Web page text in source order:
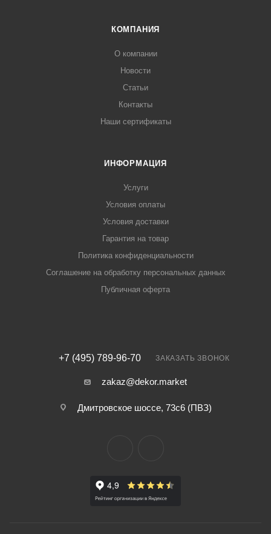
КОМПАНИЯ
О компании
Новости
Статьи
Контакты
Наши сертификаты
ИНФОРМАЦИЯ
Услуги
Условия оплаты
Условия доставки
Гарантия на товар
Политика конфиденциальности
Соглашение на обработку персональных данных
Публичная оферта
+7 (495) 789-96-70 ЗАКАЗАТЬ ЗВОНОК
zakaz@dekor.market
Дмитровское шоссе, 73с6 (ПВЗ)